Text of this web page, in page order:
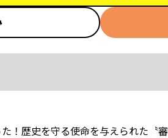
！歴史を守る使命を与えられた〝